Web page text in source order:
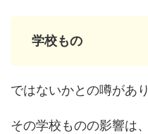
学校もの
ではないかとの噂があり
その学校ものの影響は